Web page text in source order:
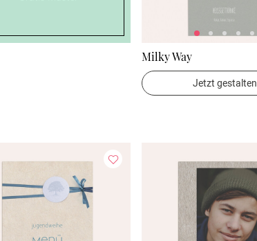
Milky Way
Jetzt gestalten